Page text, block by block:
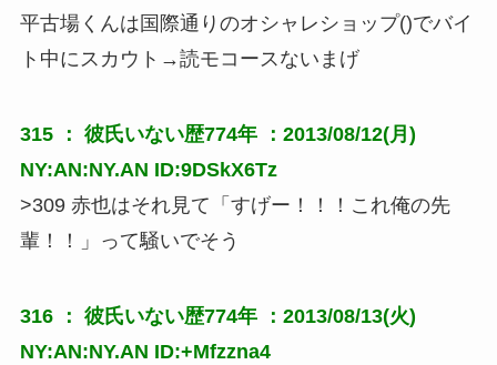
平古場くんは国際通りのオシャレショップ()でバイ
ト中にスカウト→読モコースないまげ
315 ： 彼氏いない歴774年
：2013/08/12(月)
NY:AN:NY.AN ID:9DSkX6Tz
>309 赤也はそれ見て「すげー！！！これ俺の先
輩！！」って騒いでそう
316 ： 彼氏いない歴774年
：2013/08/13(火)
NY:AN:NY.AN ID:+Mfzzna4